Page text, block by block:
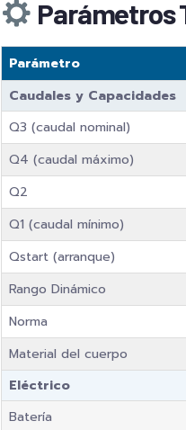
Parámetros
Parámetro
Caudales y Capacidades
Q3 (caudal nominal)
Q4 (caudal máximo)
Q2
Q1 (caudal mínimo)
Qstart (arranque)
Rango Dinámico
Norma
Material del cuerpo
Eléctrico
Batería